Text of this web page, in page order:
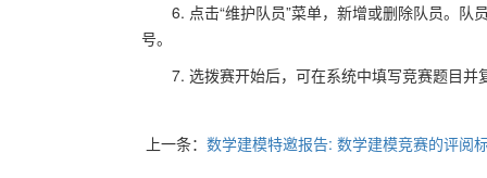
6. 点击“维护队员”菜单，新增或删除队员。
号。
7. 选拨赛开始后，可在系统中填写竞赛题目并
上一条： 数学建模特邀报告: 数学建模竞赛的评阅